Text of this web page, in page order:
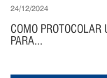
24/12/2024
COMO PROTOCOLAR
PARA...